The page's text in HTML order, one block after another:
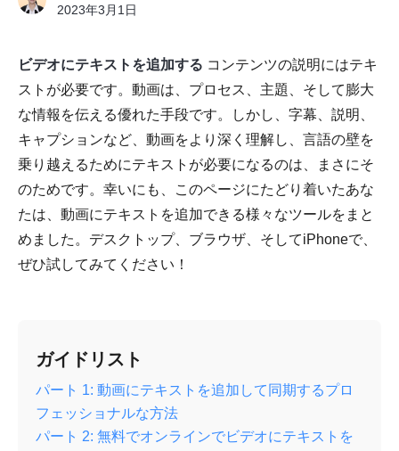
2023年3月1日
ビデオにテキストを追加する コンテンツの説明にはテキ
ストが必要です。動画は、プロセス、主題、そして膨大
な情報を伝える優れた手段です。しかし、字幕、説明、
キャプションなど、動画をより深く理解し、言語の壁を
乗り越えるためにテキストが必要になるのは、まさにそ
のためです。幸いにも、このページにたどり着いたあな
たは、動画にテキストを追加できる様々なツールをまと
めました。デスクトップ、ブラウザ、そしてiPhoneで、
ぜひ試してみてください！
ガイドリスト
パート 1: 動画にテキストを追加して同期するプロ
フェッショナルな方法
パート 2: 無料でオンラインでビデオにテキストを